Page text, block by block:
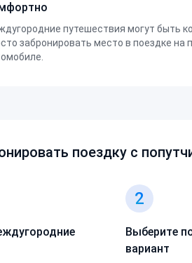
путешествия могут быть
забронировать место в поездке на
поездку с
2
Выберите
вариант